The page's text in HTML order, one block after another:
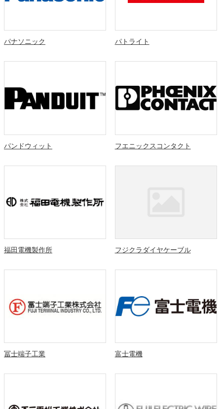
パナソニック パトライト
パンドウィット フエニックスコンタクト
福田電機製作所 フジクラダイヤケーブル
冨士端子工業 富士電機